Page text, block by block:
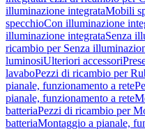
illuminazione integrataMobili
specchioCon illuminazione
illuminazione integrataSenza
ricambio per Senza
luminosiUlteriori accessori
lavaboPezzi di ricambio per
pianale, funzionamento a rete
pianale, funzionamento a rete
batteriaPezzi di ricambio per
batteriaMontaggio a pianale,